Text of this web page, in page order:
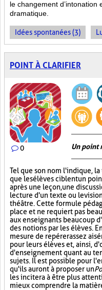
le changement
dramatique.
Idées spontanées (3)
POINT À CLARIFIER
0 Un point
Tel que son nom l'indique,
que les élèves ciblent un
après une leçon, une
lecture d'un texte ou le
théâtre. Cette formule
place et ne requiert pas
aux enseignants beaucoup
des notions par les élèves.
mesure de repérer assez
pour leurs élèves et, ainsi,
d'enseignement quant au
sujets. Il est possible pour
qu'ils auront à proposer un
les incitera à être plus
mieux comprendre la